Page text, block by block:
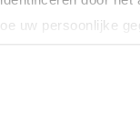
uw persoonlijke
om content en